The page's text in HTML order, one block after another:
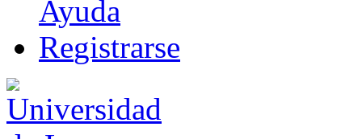
Ayuda
Registrarse